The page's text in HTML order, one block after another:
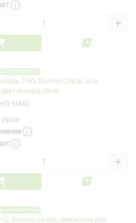
шт
+
ИЗ ШОУРУМА
THG, Duomo Cristal, шгв
Antique Silver
538AC
crystal
шт
+
ИЗ ШОУРУМА
Duomo crystal, смесители для